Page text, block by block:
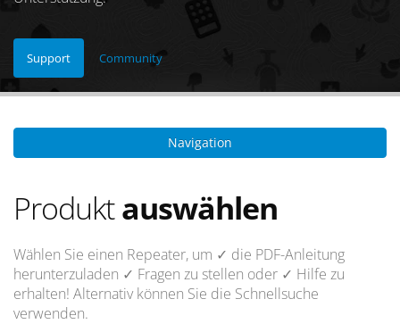
Support Community
Navigation
Produktauswählen
Wählen Sie einen Repeater, um ✓ die PDF-Anleitung
herunterzuladen ✓ Fragen zu stellen oder ✓ Hilfe zu
erhalten! Alternativ können Sie die Schnellsuche
verwenden.